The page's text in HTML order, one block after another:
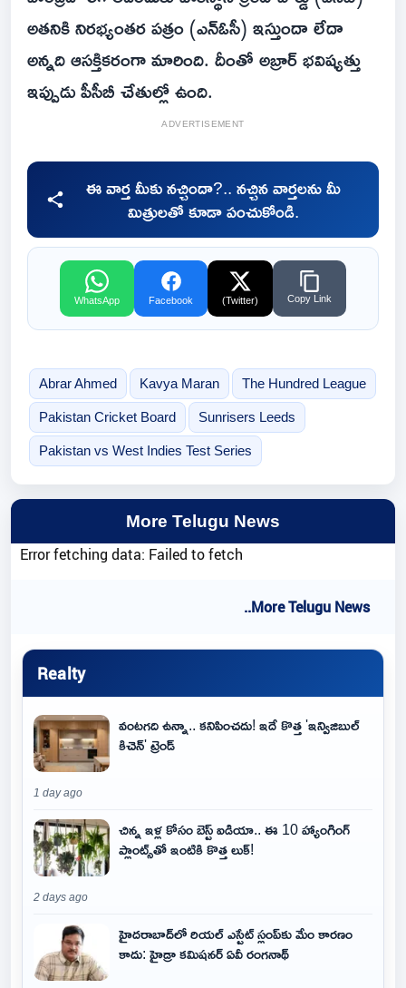
అతనికి నిరభ్యంతర పత్రం (ఎన్ఓసీ) ఇస్తుందా లేదా
అన్నది ఆసక్తికరంగా మారింది. దీంతో అబ్రార్ భవిష్యత్తు
ఇప్పుడు పీసీబీ చేతుల్లో ఉంది.
ADVERTISEMENT
ఈ వార్త మీకు నచ్చిందా?.. నచ్చిన వార్తలను మీ
మిత్రులతో కూడా పంచుకోండి.
WhatsApp Facebook (Twitter) Copy Link
Abrar Ahmed Kavya Maran The Hundred League
Pakistan Cricket Board Sunrisers Leeds
Pakistan vs West Indies Test Series
More Telugu News
Error fetching data: Failed to fetch
..More Telugu News
Realty
వంటగది ఉన్నా.. కనిపించదు! ఇదే కొత్త 'ఇన్విజిబుల్
కిచెన్' ట్రెండ్
1 day ago
చిన్న ఇళ్ల కోసం బెస్ట్ ఐడియా.. ఈ 10 హ్యాంగింగ్
ప్లాంట్స్‌తో ఇంటికి కొత్త లుక్!
2 days ago
హైదరాబాద్‌లో రియల్ ఎస్టేట్ స్లంప్‌కు మేం కారణం
కాదు: హైడ్రా కమిషనర్ ఏవీ రంగనాథ్